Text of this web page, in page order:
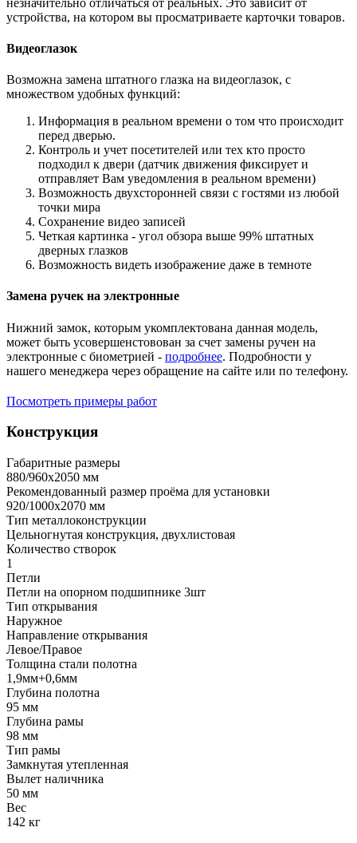
устройства, на котором вы просматриваете карточки товаров.
Видеоглазок
Возможна замена штатного глазка на видеоглазок, с
множеством удобных функций:
Информация в реальном времени о том что происходит
перед дверью.
Контроль и учет посетителей или тех кто просто
подходил к двери (датчик движения фиксирует и
отправляет Вам уведомления в реальном времени)
Возможность двухсторонней связи с гостями из любой
точки мира
Сохранение видео записей
Четкая картинка - угол обзора выше 99% штатных
дверных глазков
Возможность видеть изображение даже в темноте
Замена ручек на электронные
Нижний замок, которым укомплектована данная модель,
может быть усовершенстовован за счет замены ручен на
электронные с биометрией - подробнее. Подробности у
нашего менеджера через обращение на сайте или по телефону.
Посмотреть примеры работ
Конструкция
Габаритные размеры
880/960х2050 мм
Рекомендованный размер проёма для установки
920/1000х2070 мм
Тип металлоконструкции
Цельногнутая конструкция, двухлистовая
Количество створок
1
Петли
Петли на опорном подшипнике 3шт
Тип открывания
Наружное
Направление открывания
Левое/Правое
Толщина стали полотна
1,9мм+0,6мм
Глубина полотна
95 мм
Глубина рамы
98 мм
Тип рамы
Замкнутая утепленная
Вылет наличника
50 мм
Вес
142 кг